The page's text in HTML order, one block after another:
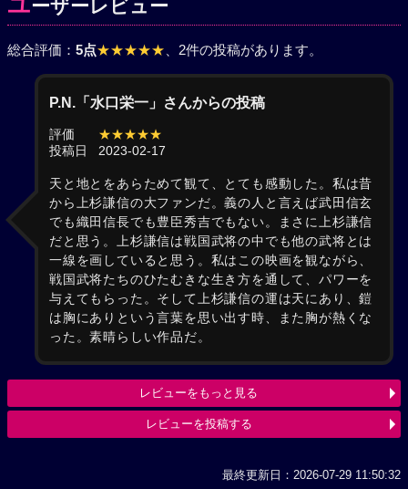
ーザーレビュー
総合評価： 5点★★★★★ 、2件の投稿があります。
P.N.「水口栄一」さんからの投稿
評価
★★★★★
投稿日
2023-02-17
天と地とをあらためて観て、とても感動した。私は昔
から上杉謙信の大ファンだ。義の人と言えば武田信玄
でも織田信長でも豊臣秀吉でもない。まさに上杉謙信
だと思う。上杉謙信は戦国武将の中でも他の武将とは
一線を画していると思う。私はこの映画を観ながら、
戦国武将たちのひたむきな生き方を通して、パワーを
与えてもらった。そして上杉謙信の運は天にあり、鎧
は胸にありという言葉を思い出す時、また胸が熱くな
った。素晴らしい作品だ。
レビューをもっと見る
レビューを投稿する
最終更新日：2026-07-29 11:50:32